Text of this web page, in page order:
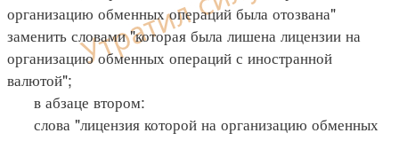
организацию обменных операций была отозвана"
заменить словами "которая была лишена лицензии на
организацию обменных операций с иностранной
валютой";
в абзаце втором:
слова "лицензия которой на организацию обменных